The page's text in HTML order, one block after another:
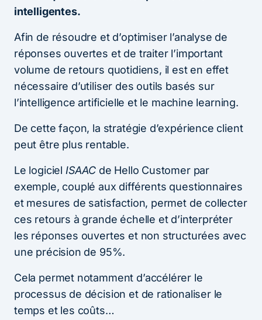
intelligentes.
Afin de résoudre et d’optimiser l’analyse de
réponses ouvertes et de traiter l’important
volume de retours quotidiens, il est en effet
nécessaire d’utiliser des outils basés sur
l’intelligence artificielle et le machine learning.
De cette façon, la stratégie d’expérience client
peut être plus rentable.
Le logiciel ISAAC de Hello Customer par
exemple, couplé aux différents questionnaires
et mesures de satisfaction, permet de collecter
ces retours à grande échelle et d’interpréter
les réponses ouvertes et non structurées avec
une précision de 95%.
Cela permet notamment d’accélérer le
processus de décision et de rationaliser le
temps et les coûts…